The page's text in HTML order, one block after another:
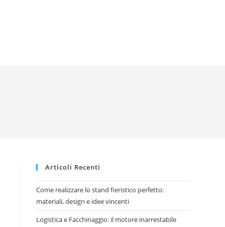
Articoli Recenti
Come realizzare lo stand fieristico perfetto:
materiali, design e idee vincenti
Logistica e Facchinaggio: il motore inarrestabile